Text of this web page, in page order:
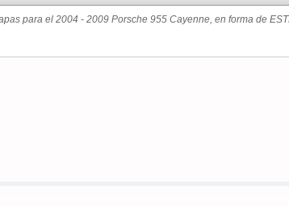
para el 2004 - 2009 Porsche 955 Cayenne, en forma de